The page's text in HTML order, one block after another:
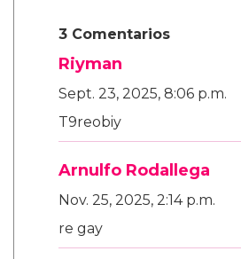
3 Comentarios
Riyman
Sept. 23, 2025, 8:06 p.m.
T9reobiy
Arnulfo Rodallega
Nov. 25, 2025, 2:14 p.m.
re gay